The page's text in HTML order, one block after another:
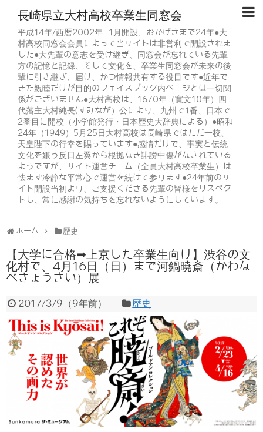
長崎県立大村高校卒業生同窓会
平成14年/西暦2002年 1月開設、おかげさまで24年●大
村高校同窓会会員によって当サイトは非営利で開設されま
した●大先輩の意志を受け継ぎ、同窓会が忘れている先輩
方の記憶と記録、そして文化を、卒業生同窓会が未来の後
輩に引き継ぎ、届け、かつ情報共有する役目です●近年で
きた親睦だけが目的のフェイスブック内ページとは一切関
係がございません●大村高校は、1670年（寛文10年）四
代藩主大村純長(すみなが）公により、九州で1番、日本で
2番目に開校（小学館発行・日本歴史大辞典による）●昭和
24年（1949）5月25日大村高校は長崎県ではただ一校、
天皇陛下の行幸を賜っています●感情だけで、事実と伝統
文化を嫌う反日左翼から根拠なき誹謗中傷がなされている
ようですが、サイト運営チーム（全員大村高校卒業生）は
怯まず冷静な平常心で運営を続けて参ります●24年前のサ
イト開設当初より、ご支援くださる先輩の皆様をリスペク
トし、常に感謝の気持ちを忘れないようにしています。
ホーム 歴史
【大学に合格➡上京した卒業生向け】渋谷の文
化村で、4月16日（日）まで河鍋暁斎（かわな
べきょうさい）展
2017/3/9 （9年前） 歴史